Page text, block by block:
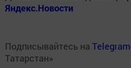
Яндекс.Новости
Подписывайтесь на
Татарстан»